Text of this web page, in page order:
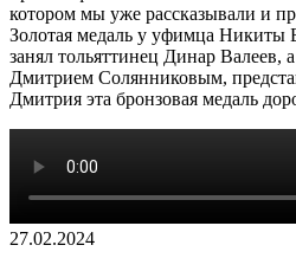
котором мы уже рассказывали и
Золотая медаль у уфимца Никиты
занял тольяттинец Динар Валеев,
Дмитрием Солянниковым,
Дмитрия эта бронзовая медаль
27.02.2024